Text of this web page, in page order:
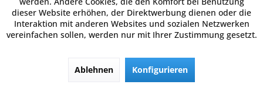
Merken
dieser Website erhöhen, der Direktwerbung dienen oder die
Interaktion mit anderen Websites und sozialen Netzwerken
vereinfachen sollen, werden nur mit Ihrer Zustimmung gesetzt.
Ablehnen Konfigurieren